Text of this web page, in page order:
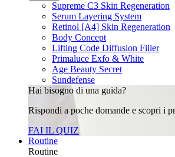
Supreme C3 Skin Regeneration
Serum Layering System
Retinol [A4] Skin Regeneration
Body Concept
Lifting Code Diffusion Filler
Primaluce Exfo & White
Age Beauty Secret
Sundefense
Hai bisogno di una guida?
Rispondi a poche domande e scopri i
FAI IL QUIZ
Routine
Routine